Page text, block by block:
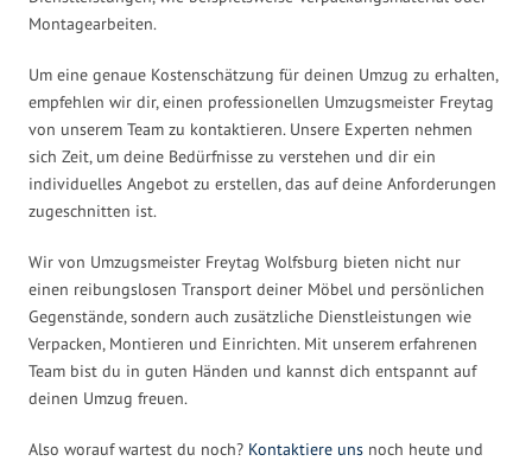
Montagearbeiten.
Um eine genaue Kostenschätzung für deinen Umzug zu erhalten,
empfehlen wir dir, einen professionellen Umzugsmeister Freytag
von unserem Team zu kontaktieren. Unsere Experten nehmen
sich Zeit, um deine Bedürfnisse zu verstehen und dir ein
individuelles Angebot zu erstellen, das auf deine Anforderungen
zugeschnitten ist.
Wir von Umzugsmeister Freytag Wolfsburg bieten nicht nur
einen reibungslosen Transport deiner Möbel und persönlichen
Gegenstände, sondern auch zusätzliche Dienstleistungen wie
Verpacken, Montieren und Einrichten. Mit unserem erfahrenen
Team bist du in guten Händen und kannst dich entspannt auf
deinen Umzug freuen.
Also worauf wartest du noch? Kontaktiere uns noch heute und